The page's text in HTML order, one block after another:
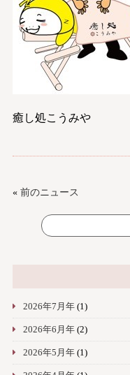
癒し処こうみや
« 前のニュース
2026年7月年(1)
2026年6月年(2)
2026年5月年(1)